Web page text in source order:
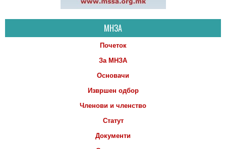
МНЗА
Почеток
За МНЗА
Основачи
Извршен одбор
Членови и членство
Статут
Документи